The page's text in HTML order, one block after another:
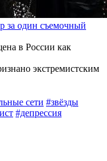
за один съемочный
в России как
экстремистским
сети #звёзды
#депрессия